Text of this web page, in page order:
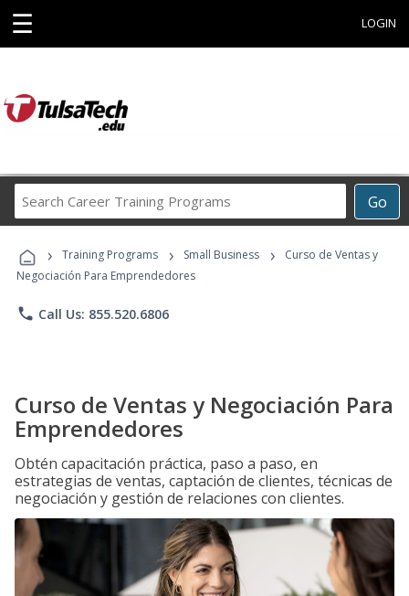
☰ LOGIN
Go
Career
Programs
› Training Programs › Small Business ›
Curso de Ventas y
Negociación Para Emprendedores
phone Call Us: 855.520.6806
Curso de Ventas y Negociación Para
Emprendedores
Obtén capacitación práctica, paso a paso, en
estrategias de ventas, captación de clientes, técnicas de
negociación y gestión de relaciones con clientes.